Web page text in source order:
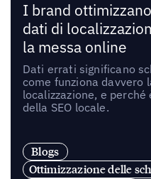
I brand
dati di
la messa online
Dati errati significano
come funziona davvero
localizzazione, e
della SEO locale.
Blogs
Ottimizzazione delle